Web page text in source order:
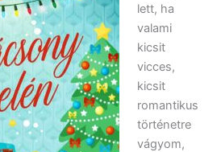
lett, ha
valami
kicsit
vicces,
kicsit
romantikus
történetre
vágyom,